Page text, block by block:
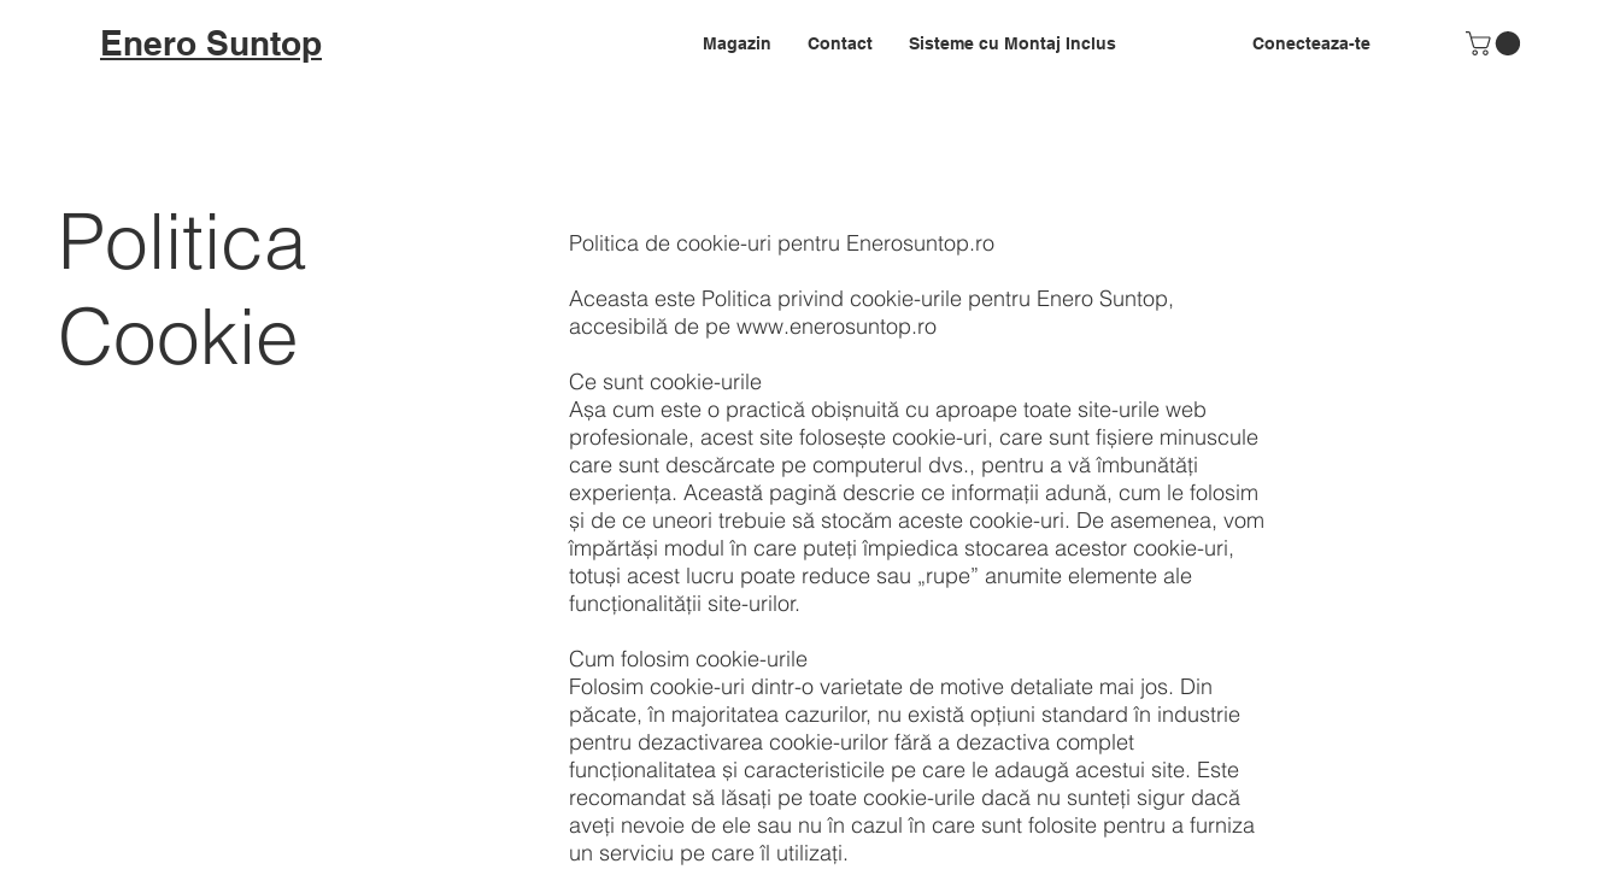
Enero Suntop Magazin Contact Sisteme cu Montaj Inclus Conecteaza-te
Politica
Cookie
Politica de cookie-uri pentru Enerosuntop.ro
Aceasta este Politica privind cookie-urile pentru Enero Suntop,
accesibilă de pe www.enerosuntop.ro
Ce sunt cookie-urile
Așa cum este o practică obișnuită cu aproape toate site-urile web
profesionale, acest site folosește cookie-uri, care sunt fișiere minuscule
care sunt descărcate pe computerul dvs., pentru a vă îmbunătăți
experiența. Această pagină descrie ce informații adună, cum le folosim
și de ce uneori trebuie să stocăm aceste cookie-uri. De asemenea, vom
împărtăși modul în care puteți împiedica stocarea acestor cookie-uri,
totuși acest lucru poate reduce sau „rupe” anumite elemente ale
funcționalității site-urilor.
Cum folosim cookie-urile
Folosim cookie-uri dintr-o varietate de motive detaliate mai jos. Din
păcate, în majoritatea cazurilor, nu există opțiuni standard în industrie
pentru dezactivarea cookie-urilor fără a dezactiva complet
funcționalitatea și caracteristicile pe care le adaugă acestui site. Este
recomandat să lăsați pe toate cookie-urile dacă nu sunteți sigur dacă
aveți nevoie de ele sau nu în cazul în care sunt folosite pentru a furniza
un serviciu pe care îl utilizați.